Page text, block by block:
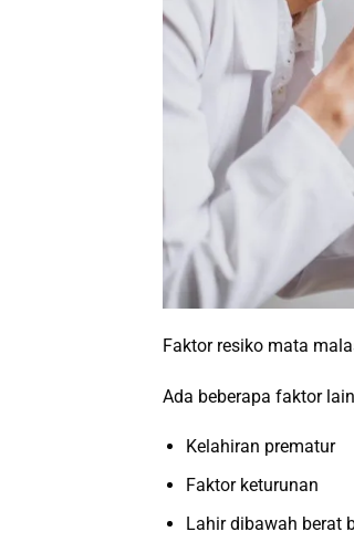
Faktor resiko mata
Ada beberapa faktor
Kelahiran prematur
Faktor keturunan
Lahir dibawah berat